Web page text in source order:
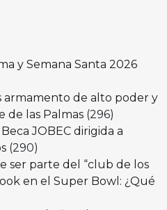
y Semana Santa 2026
armamento de alto poder y
de las Palmas (296)
JOBEC dirigida a
(290)
ser parte del “club de los
en el Super Bowl: ¿Qué